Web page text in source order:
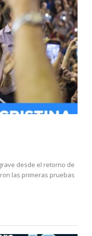
desde el retorno de
las primeras pruebas